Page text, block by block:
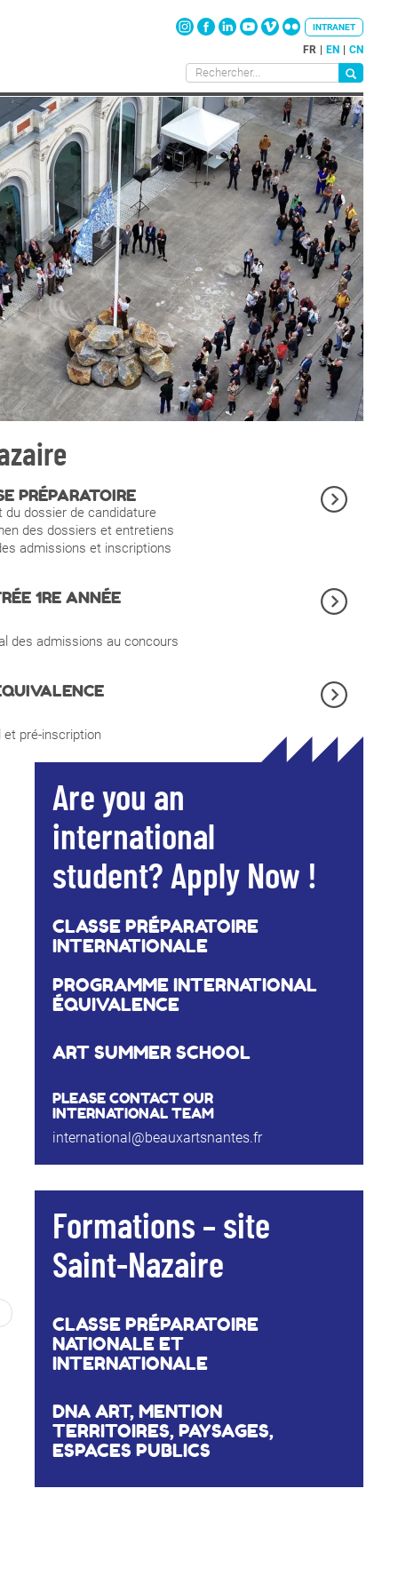
FR EN CN
INTRANET
PRÉPARATOIRE
du dossier de candidature
des dossiers et entretiens
admissions et inscriptions
1RE ANNÉE
des admissions au concours
pré-inscription
Are you an
international
student? Apply Now !
CLASSE PRÉPARATOIRE
INTERNATIONALE
PROGRAMME INTERNATIONAL
ÉQUIVALENCE
ART SUMMER SCHOOL
PLEASE CONTACT OUR
INTERNATIONAL TEAM
international@beauxartsnantes.fr
Formations – site
Saint-Nazaire
CLASSE PRÉPARATOIRE
NATIONALE ET
INTERNATIONALE
DNA ART, MENTION
TERRITOIRES, PAYSAGES,
ESPACES PUBLICS